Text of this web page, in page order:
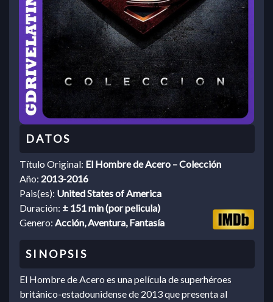
Título Original: El Hombre de Acero – Colección
Año: 2013-2016
Pais(es): United States of America
Duración: ± 151 min (por pelicula)
Genero: Acción, Aventura, Fantasía
El Hombre de Acero es una película de superhéroes
británico-estadounidense de 2013 que presenta al